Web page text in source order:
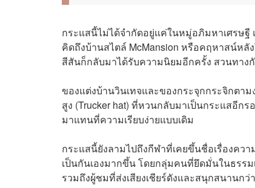
กระแสนี้ไม่ได้จำกัดอยู่แค่ในหมู่อภิมหาเศรษฐี
คิดถึงบ้านสไตล์ McMansion หรือคฤหาสน์ห
สีสันก็กลับมาได้รับความนิยมอีกครั้ง สวนทาง
ของแต่งบ้านวินเทจและของกระจุกกระจิกตา
สูง (Trucker hat) ที่หวนกลับมาเป็นกระแสอีก
มาแทนที่ความเรียบง่ายแบบเดิม
กระแสนี้ยังลามไปถึงกีฬาที่เคยขึ้นชื่อเรื่องคว
เป็นกันเองมากขึ้น โดยกลุ่มคนที่ยึดมั่นในธรร
รวมถึงผู้ชมที่ส่งเสียงเชียร์ดังและสนุกสนานกว่